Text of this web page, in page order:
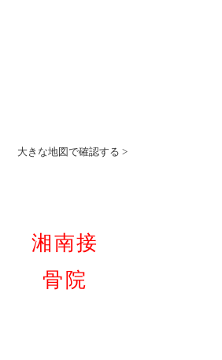
大きな地図で確認する >
湘南接
骨院